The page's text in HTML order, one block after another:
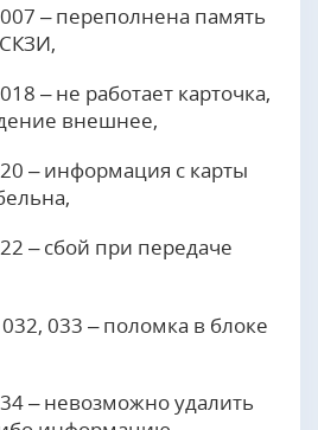
– переполнена память
– не работает карточка,
внешнее,
– информация с карты
– сбой при передаче
033 – поломка в блоке
– невозможно удалить